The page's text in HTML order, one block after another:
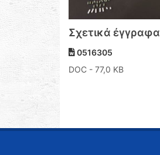
Σχετικά έγγραφα
0516305
DOC - 77,0 KB